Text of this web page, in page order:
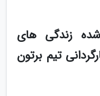
زندگی های
تیم برتون